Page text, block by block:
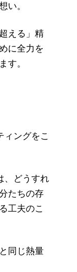
い。
える」精
に全力を
す。
ングをこ
、どうすれ
たちの存
工夫のこ
同じ熱量